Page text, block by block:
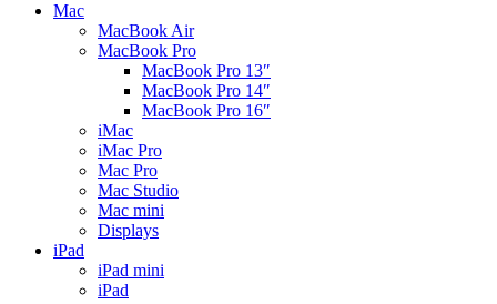
Mac
MacBook Air
MacBook Pro
MacBook Pro 13″
MacBook Pro 14″
MacBook Pro 16″
iMac
iMac Pro
Mac Pro
Mac Studio
Mac mini
Displays
iPad
iPad mini
iPad